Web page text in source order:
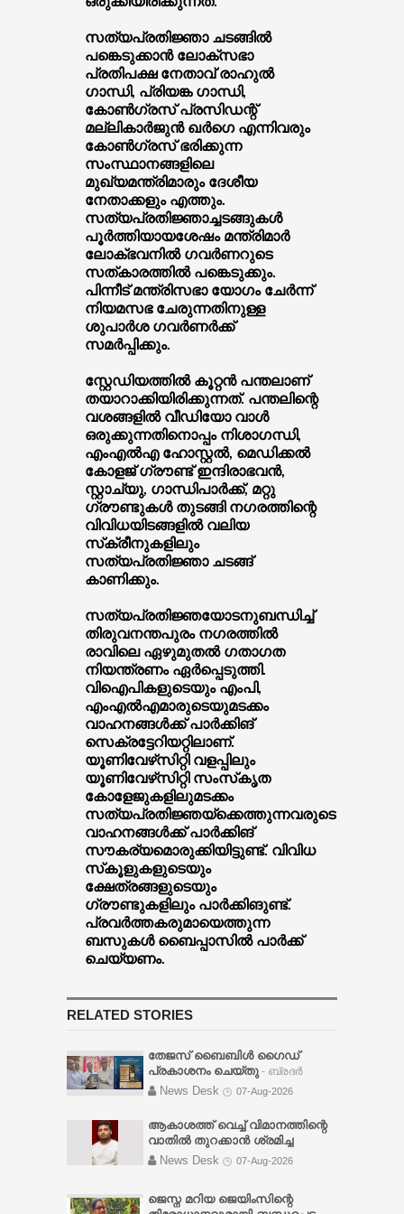
സത്യപ്രതിജ്ഞാ ചടങ്ങില്‍
പങ്കെടുക്കാന്‍ ലോക്‌സഭാ
പ്രതിപക്ഷ നേതാവ് രാഹുല്‍
ഗാന്ധി, പ്രിയങ്ക ഗാന്ധി,
കോണ്‍ഗ്രസ് പ്രസിഡന്റ്
മല്ലികാര്‍ജുന്‍ ഖര്‍ഗെ എന്നിവരും
കോണ്‍ഗ്രസ് ഭരിക്കുന്ന
സംസ്ഥാനങ്ങളിലെ
മുഖ്യമന്ത്രിമാരും ദേശീയ
നേതാക്കളും എത്തും.
സത്യപ്രതിജ്ഞാച്ചടങ്ങുകള്‍
പൂര്‍ത്തിയായശേഷം മന്ത്രിമാര്‍
ലോക്ഭവനില്‍ ഗവര്‍ണറുടെ
സത്കാരത്തില്‍ പങ്കെടുക്കും.
പിന്നീട് മന്ത്രിസഭാ യോഗം ചേര്‍ന്ന്
നിയമസഭ ചേരുന്നതിനുള്ള
ശുപാര്‍ശ ഗവര്‍ണര്‍ക്ക്
സമര്‍പ്പിക്കും.
സ്റ്റേഡിയത്തില്‍ കൂറ്റന്‍ പന്തലാണ്
തയാറാക്കിയിരിക്കുന്നത്. പന്തലിന്റെ
വശങ്ങളില്‍ വീഡിയോ വാള്‍
ഒരുക്കുന്നതിനൊപ്പം നിശാഗന്ധി,
എംഎല്‍എ ഹോസ്റ്റല്‍, മെഡിക്കല്‍
കോളജ് ഗ്രൗണ്ട് ഇന്ദിരാഭവന്‍,
സ്റ്റാച്യു, ഗാന്ധിപാര്‍ക്ക്, മറ്റു
ഗ്രൗണ്ടുകള്‍ തുടങ്ങി നഗരത്തിന്റെ
വിവിധയിടങ്ങളില്‍ വലിയ
സ്‌ക്രീനുകളിലും
സത്യപ്രതിജ്ഞാ ചടങ്ങ്
കാണിക്കും.
സത്യപ്രതിജ്ഞയോടനുബന്ധിച്ച്
തിരുവനന്തപുരം നഗരത്തില്‍
രാവിലെ ഏഴുമുതല്‍ ഗതാഗത
നിയന്ത്രണം ഏര്‍പ്പെടുത്തി.
വിഐപികളുടെയും എംപി,
എംഎല്‍എമാരുടെയുമടക്കം
വാഹനങ്ങള്‍ക്ക് പാര്‍ക്കിങ്
സെക്രട്ടേറിയറ്റിലാണ്.
യൂണിവേഴ്‌സിറ്റി വളപ്പിലും
യൂണിവേഴ്‌സിറ്റി സംസ്‌കൃത
കോളേജുകളിലുമടക്കം
സത്യപ്രതിജ്ഞയ്‌ക്കെത്തുന്നവരുടെ
വാഹനങ്ങള്‍ക്ക് പാര്‍ക്കിങ്
സൗകര്യമൊരുക്കിയിട്ടുണ്ട്. വിവിധ
സ്‌കൂളുകളുടെയും
ക്ഷേത്രങ്ങളുടെയും
ഗ്രൗണ്ടുകളിലും പാര്‍ക്കിങുണ്ട്.
പ്രവര്‍ത്തകരുമായെത്തുന്ന
ബസുകള്‍ ബൈപ്പാസില്‍ പാര്‍ക്ക്
ചെയ്യണം.
RELATED STORIES
തേജസ് ബൈബിൾ ഗൈഡ്
പ്രകാശനം ചെയ്തു - ബ്രദർ
സണ്ണി വർഗ്ഗീസ്, ചർച്ച് ഓഫ് ഗോഡ്
ശുശ്രൂഷകൻ പാസ്റ്റർ സി. ജെ.
തോമസിന് നൽകി പ്രകാശനം
ചെയ്യുകയും ദൈവനാമ
മഹത്വത്തിനായി സമർപ്പിച്ചു
ബൈബിളിൽ സ്കൂളിൽ പോയി
News Desk 07-Aug-2026
ആകാശത്ത് വെച്ച് വിമാനത്തിന്റെ
വാതിൽ തുറക്കാൻ ശ്രമിച്ച
മലയാളി യുവാവ് അറസ്റ്റിൽ
ബാക്കി നിൽക്കെയായിരുന്നു
News Desk 07-Aug-2026
ജെസ്ന മറിയ ജെയിംസിന്റെ